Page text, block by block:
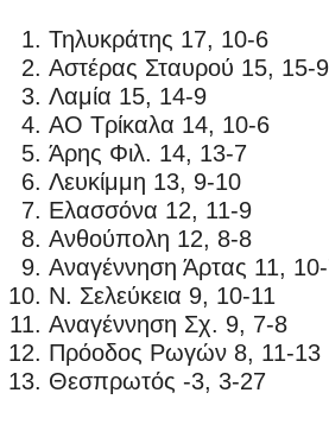
Τηλυκράτης 17, 10-6
Αστέρας Σταυρού 15, 15-9
Λαμία 15, 14-9
ΑΟ Τρίκαλα 14, 10-6
Άρης Φιλ. 14, 13-7
Λευκίμμη 13, 9-10
Ελασσόνα 12, 11-9
Ανθούπολη 12, 8-8
Αναγέννηση Άρτας 11,
Ν. Σελεύκεια 9, 10-11
Αναγέννηση Σχ. 9, 7-8
Πρόοδος Ρωγών 8, 11-13
Θεσπρωτός -3, 3-27